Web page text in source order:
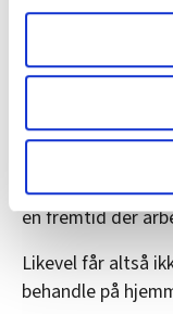
Undermer info
data behandles
brukes. Du kan
samtykke fra
LO Medias
og fontene.no
lære hvordan våre
relevant innhold,
statistikk.
Vi deler bare
nettstedet med LO
Opplever
Janne Cecilie
jobben som
brukere. All
gjelder det meste
Navs egen
en fremtid der
Likevel får altså
behandle på